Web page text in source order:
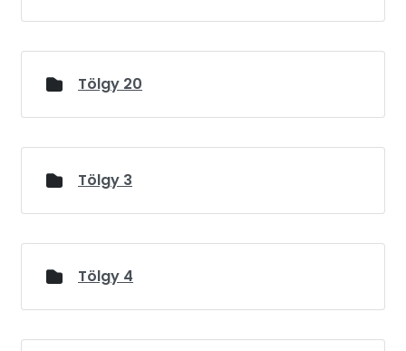
Tölgy 20
Tölgy 3
Tölgy 4